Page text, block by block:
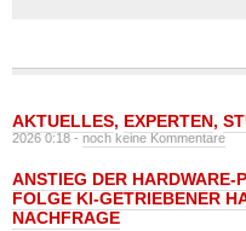
AKTUELLES, EXPERTEN,
2026 0:18 -noch keine Kommentare
ANSTIEG DER HARDWARE-
FOLGE KI-GETRIEBENER
NACHFRAGE